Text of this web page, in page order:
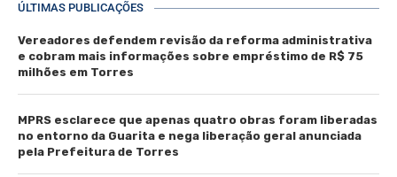
ÚLTIMAS PUBLICAÇÕES
Vereadores defendem revisão da reforma administrativa
e cobram mais informações sobre empréstimo de R$ 75
milhões em Torres
MPRS esclarece que apenas quatro obras foram liberadas
no entorno da Guarita e nega liberação geral anunciada
pela Prefeitura de Torres